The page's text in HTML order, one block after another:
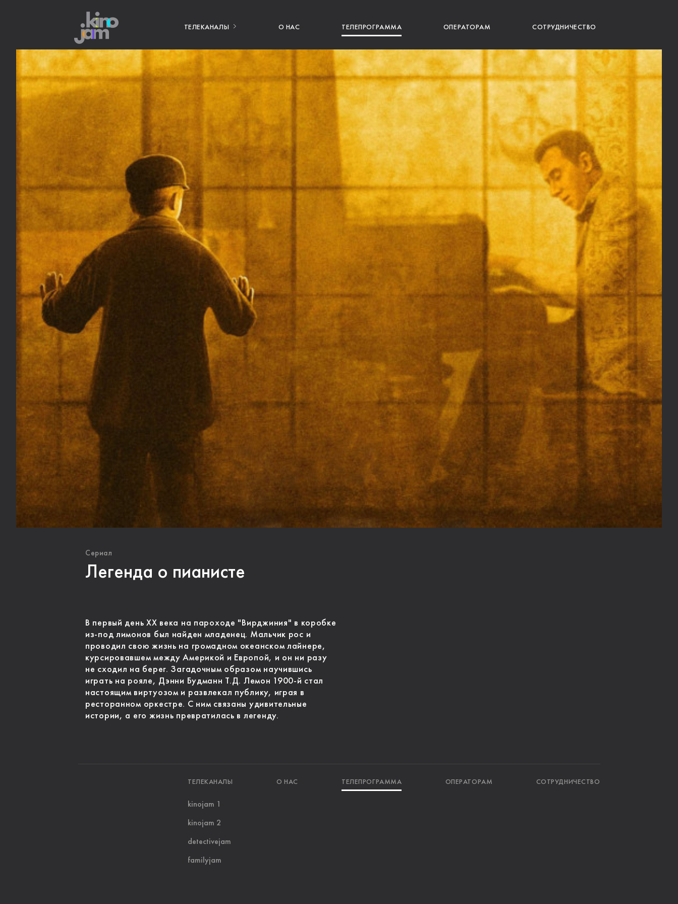
ТЕЛЕКАНАЛЫ О НАС ТЕЛЕПРОГРАММА ОПЕРАТОРАМ СОТРУДНИЧЕСТВО
Сериал
Легенда о пианисте
В первый день XX века на пароходе "Вирджиния" в коробке
из-под лимонов был найден младенец. Мальчик рос и
проводил свою жизнь на громадном океанском лайнере,
курсировавшем между Америкой и Европой, и он ни разу
не сходил на берег. Загадочным образом научившись
играть на рояле, Дэнни Будманн Т.Д. Лемон 1900-й стал
настоящим виртуозом и развлекал публику, играя в
ресторанном оркестре. С ним связаны удивительные
истории, а его жизнь превратилась в легенду.
ТЕЛЕКАНАЛЫ О НАС ТЕЛЕПРОГРАММА ОПЕРАТОРАМ СОТРУДНИЧЕСТВО
kinojam 1
kinojam 2
detectivejam
familyjam